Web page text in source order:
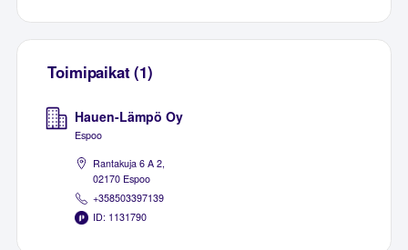
Toimipaikat (1)
Hauen-Lämpö Oy
Espoo
Rantakuja 6 A 2,
02170 Espoo
+358503397139
ID: 1131790